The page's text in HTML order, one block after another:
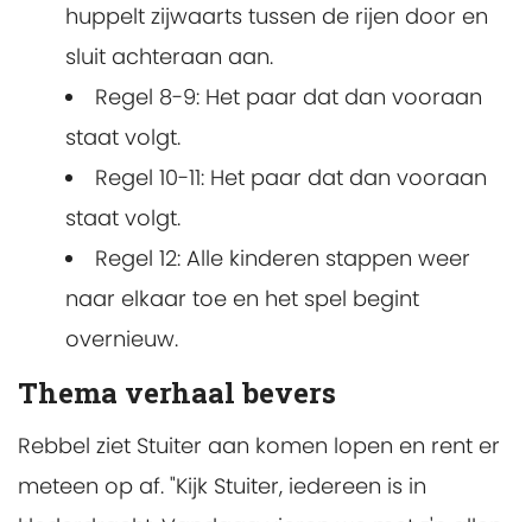
huppelt zijwaarts tussen de rijen door en
sluit achteraan aan.
Regel 8-9: Het paar dat dan vooraan
staat volgt.
Regel 10-11: Het paar dat dan vooraan
staat volgt.
Regel 12: Alle kinderen stappen weer
naar elkaar toe en het spel begint
overnieuw.
Thema verhaal bevers
Rebbel ziet Stuiter aan komen lopen en rent er
meteen op af. "Kijk Stuiter, iedereen is in